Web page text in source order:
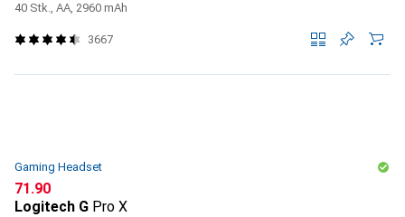
40 Stk., AA, 2960 mAh
3667
Gaming Headset
CHF
71.90
Logitech G Pro X